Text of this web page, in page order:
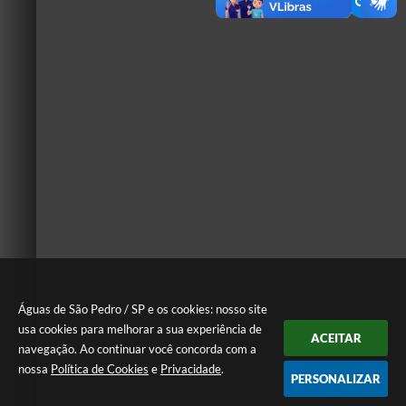
Águas de São Pedro / SP e os cookies: nosso site
usa cookies para melhorar a sua experiência de
navegação. Ao continuar você concorda com a
nossa Política de Cookies e Privacidade.
ACEITAR
PERSONALIZAR